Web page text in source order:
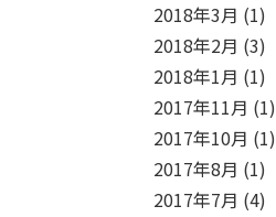
2018年3月 (1)
2018年2月 (3)
2018年1月 (1)
2017年11月 (1)
2017年10月 (1)
2017年8月 (1)
2017年7月 (4)